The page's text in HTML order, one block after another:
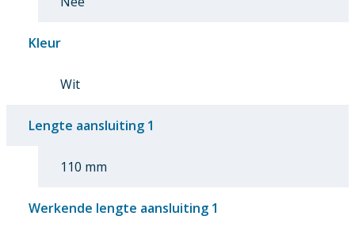
Kleur
Wit
Lengte aansluiting 1
110 mm
Werkende lengte aansluiting 1